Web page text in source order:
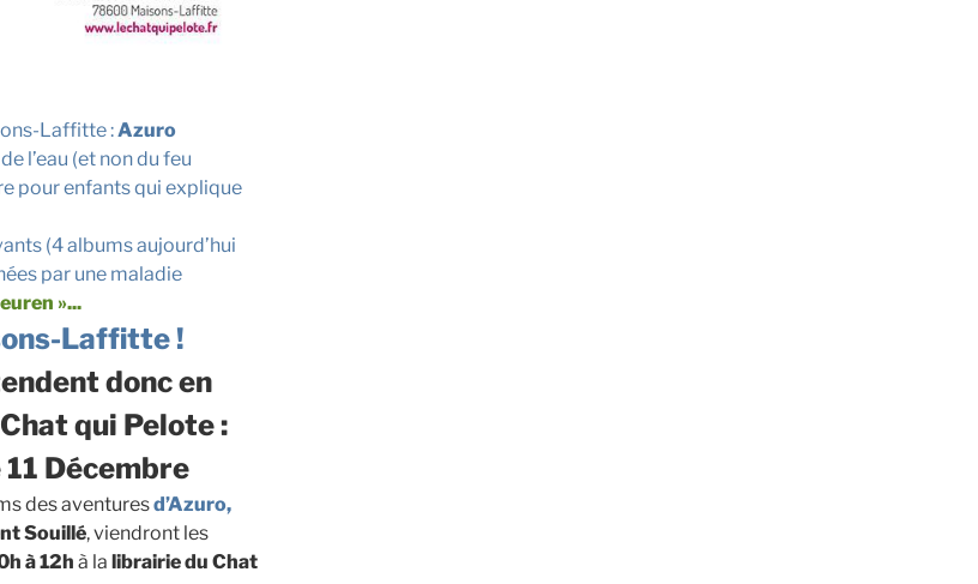
Laffitte :Azuro
l’eau (et non du feu
pour enfants qui explique
(4 albums aujourd’hui
par une maladie
»...
Laffitte !
donc en
qui Pelote :
Décembre
des aventuresd’Azuro,
Souillé, viendront les
à 12h à la librairie du Chat